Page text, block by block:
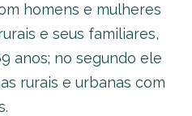
homens e mulheres
e seus familiares,
anos; no segundo ele
rurais e urbanas com